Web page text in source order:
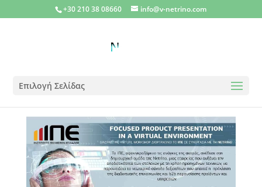
+30 210 38 08660 info@v-netrino.com
Επιλογή Σελίδας